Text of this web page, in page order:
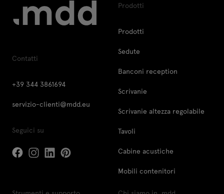
Contatti
+39 344 3861694
servizio-clienti@mdd.eu
Seguici su
Prodotti
Prodotti
Sedute
Banconi reception
Scrivanie
Scrivanie altezza regolabile
Tavoli
Cabine acustiche
Mobili contenitori